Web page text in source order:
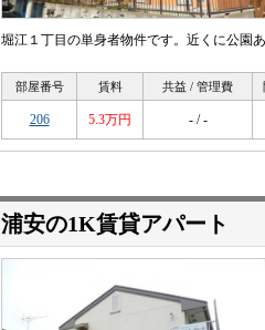
堀江１丁目の単身者物件です。近くに公園
部屋番号 賃料 共益 / 管理費
206 5.3万円 - / -
浦安の1K賃貸アパート